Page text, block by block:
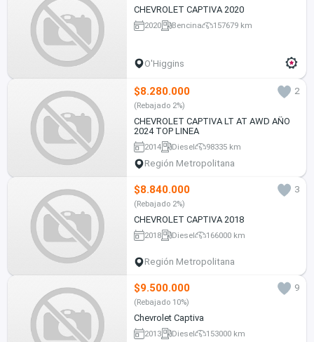
CHEVROLET CAPTIVA 2020
2020 Bencina 157679 km
O'Higgins
$8.280.000 2
(Rebajado 2%)
CHEVROLET CAPTIVA LT AT AWD AÑO
2024 TOP LINEA
2014 Diesel 98335 km
Región Metropolitana
$8.840.000 3
(Rebajado 2%)
CHEVROLET CAPTIVA 2018
2018 Diesel 166000 km
Región Metropolitana
$9.500.000 9
(Rebajado 10%)
Chevrolet Captiva
2013 Diesel 153000 km